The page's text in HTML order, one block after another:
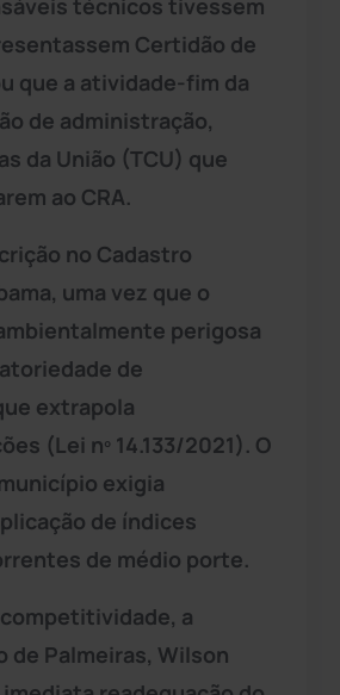
técnicos tivessem
Certidão de
que a atividade-fim da
de administração,
da União (TCU) que
ao CRA.
no Cadastro
uma vez que o
perigosa
de
extrapola
(Lei nº 14.133/2021). O
exigia
de índices
de médio porte.
a
de Palmeiras, Wilson